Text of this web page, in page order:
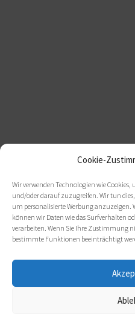
Cookie-
Wir verwenden Technologien wie
und/oder darauf zuzugreifen. Wir tun
um personalisierte Werbung anzuzeigen.
können wir Daten wie das Surfverhalten
verarbeiten. Wenn Sie Ihre Zustimmung
bestimmte Funktionen beeinträchtigt